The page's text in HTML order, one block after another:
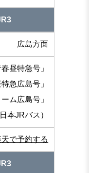
広島方面
春昼特急号」
特急広島号」
ム広島号」
本JRバス）
天で予約する